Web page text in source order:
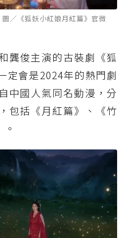
／《狐妖小紅娘月紅篇》官微
龔俊主演的古裝劇《狐
定會是2024年的熱門劇
中國人氣同名動漫，分
包括《月紅篇》、《竹